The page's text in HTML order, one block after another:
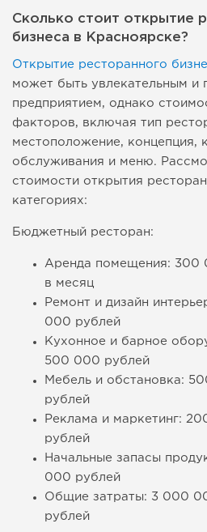
Сколько стоит открытие
бизнеса в Красноярске?
Открытие ресторанного
может быть увлекательным и
предприятием, однако
факторов, включая тип
местоположение, концепция,
обслуживания и меню.
стоимости открытия
категориях:
Бюджетный ресторан:
Аренда помещения:
в месяц
Ремонт и дизайн
000 рублей
Кухонное и барное
500 000 рублей
Мебель и обстановка:
рублей
Реклама и маркетинг:
рублей
Начальные запасы
000 рублей
Общие затраты: 3 000
рублей